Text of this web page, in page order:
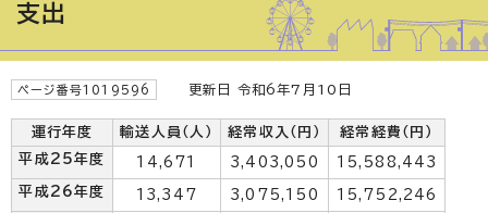
支出
ページ番号1019596 更新日 令和6年7月10日
運行年度 輸送人員（人） 経常収入（円）
経常経費（円）
平成25年度
14,671 3,403,050 15,588,443
平成26年度 13,347 3,075,150 15,752,246